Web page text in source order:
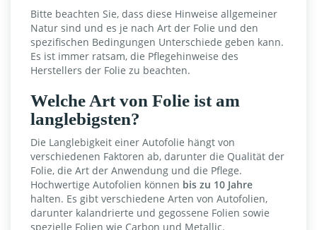
Bitte beachten Sie, dass diese Hinweise allgemeiner
Natur sind und es je nach Art der Folie und den
spezifischen Bedingungen Unterschiede geben kann.
Es ist immer ratsam, die Pflegehinweise des
Herstellers der Folie zu beachten.
Welche Art von Folie ist am
langlebigsten?
Die Langlebigkeit einer Autofolie hängt von
verschiedenen Faktoren ab, darunter die Qualität der
Folie, die Art der Anwendung und die Pflege.
Hochwertige Autofolien können bis zu 10 Jahre
halten. Es gibt verschiedene Arten von Autofolien,
darunter kalandrierte und gegossene Folien sowie
spezielle Folien wie Carbon und Metallic.